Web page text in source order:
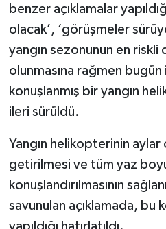
benzer açıklamalar
olacak’, ‘görüşmeler
yangın sezonunun en
olunmasına rağmen
konuşlanmış bir yangın
ileri sürüldü.
Yangın helikopterinin
getirilmesi ve tüm yaz
konuşlandırılmasının
savunulan açıklamada, bu